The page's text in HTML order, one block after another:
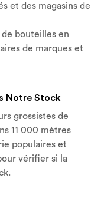
et des magasins de
bouteilles en
de marques et
Notre Stock
grossistes de
11 000 mètres
populaires et
vérifier si la